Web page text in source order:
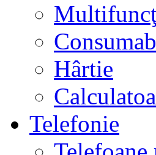
Hârtie
Telefonie